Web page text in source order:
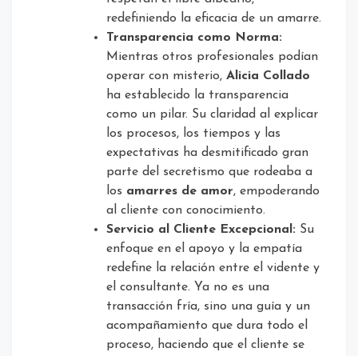
redefiniendo la eficacia de un amarre.
Transparencia como Norma:
Mientras otros profesionales podían
operar con misterio, Alicia Collado
ha establecido la transparencia
como un pilar. Su claridad al explicar
los procesos, los tiempos y las
expectativas ha desmitificado gran
parte del secretismo que rodeaba a
los amarres de amor, empoderando
al cliente con conocimiento.
Servicio al Cliente Excepcional: Su
enfoque en el apoyo y la empatía
redefine la relación entre el vidente y
el consultante. Ya no es una
transacción fría, sino una guía y un
acompañamiento que dura todo el
proceso, haciendo que el cliente se